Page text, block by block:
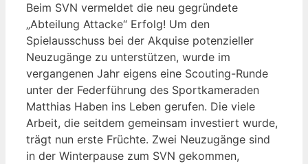
Beim SVN vermeldet die neu gegründete
„Abteilung Attacke“ Erfolg! Um den
Spielausschuss bei der Akquise potenzieller
Neuzugänge zu unterstützen, wurde im
vergangenen Jahr eigens eine Scouting-Runde
unter der Federführung des Sportkameraden
Matthias Haben ins Leben gerufen. Die viele
Arbeit, die seitdem gemeinsam investiert wurde,
trägt nun erste Früchte. Zwei Neuzugänge sind
in der Winterpause zum SVN gekommen,